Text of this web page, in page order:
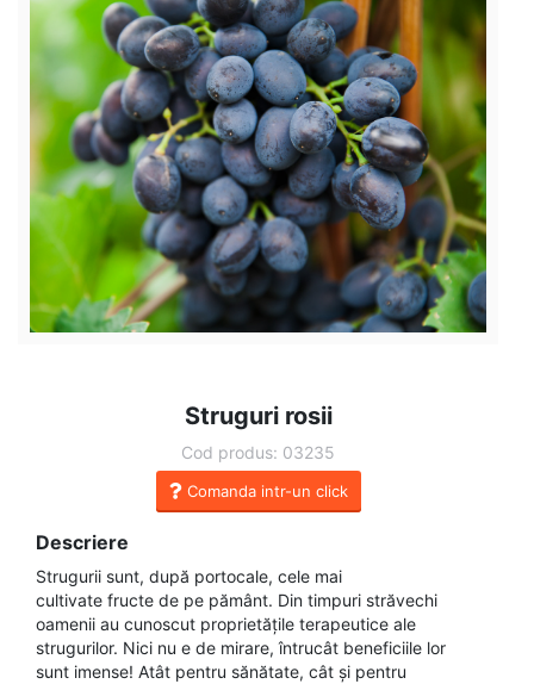
Struguri rosii
Cod produs: 03235
Comanda intr-un click
Descriere
Strugurii sunt, după portocale, cele mai
cultivate fructe de pe pământ. Din timpuri străvechi
oamenii au cunoscut proprietățile terapeutice ale
strugurilor. Nici nu e de mirare, întrucât beneficiile lor
sunt imense! Atât pentru sănătate, cât şi pentru